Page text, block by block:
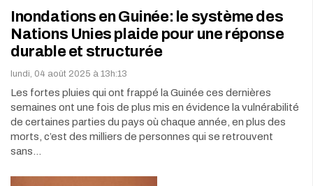
Inondations en Guinée: le système des
Nations Unies plaide pour une réponse
durable et structurée
lundi, 04 août 2025 à 13h:13
Les fortes pluies qui ont frappé la Guinée ces dernières
semaines ont une fois de plus mis en évidence la vulnérabilité
de certaines parties du pays où chaque année, en plus des
morts, c’est des milliers de personnes qui se retrouvent
sans…